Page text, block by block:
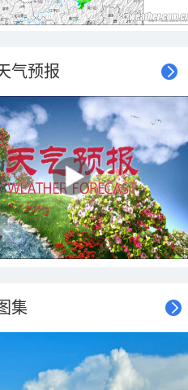
气预报
集